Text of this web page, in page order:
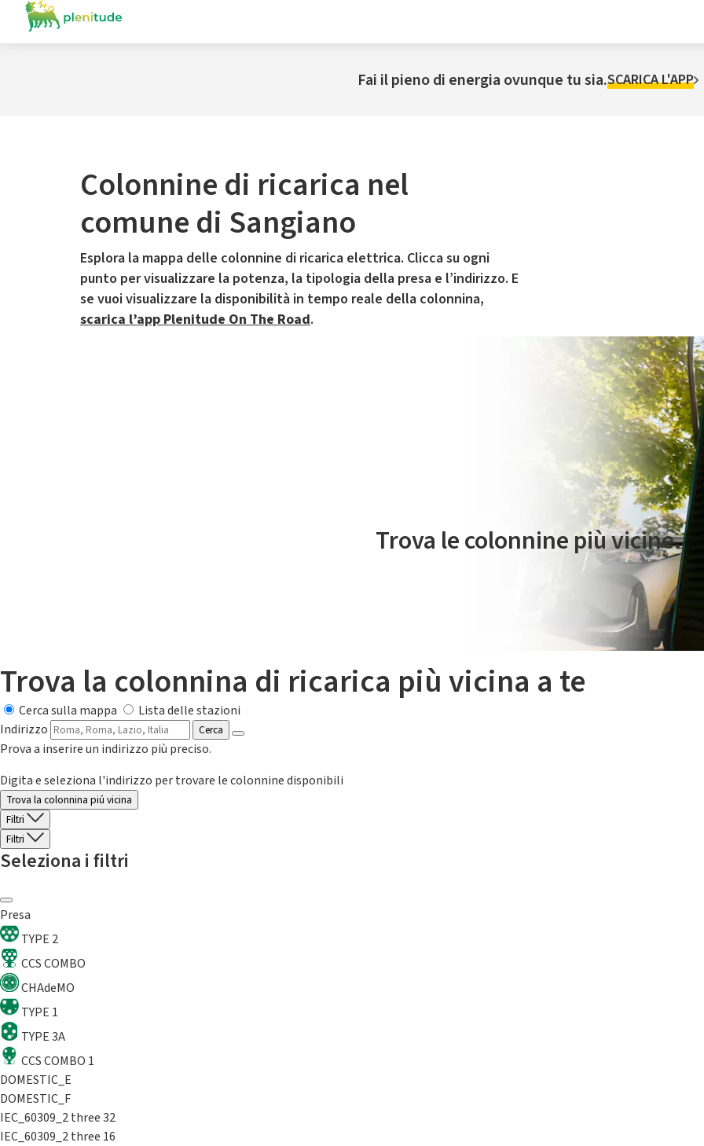
Fai il pieno di energia ovunque tu sia.SCARICA L'APP
Colonnine di ricarica nel
comune di Sangiano
Esplora la mappa delle colonnine di ricarica elettrica. Clicca su ogni
punto per visualizzare la potenza, la tipologia della presa e l’indirizzo. E
se vuoi visualizzare la disponibilità in tempo reale della colonnina,
scarica l’app Plenitude On The Road.
Il servizio di mobilità elettrica è gestito da Plenitude On The Road
Trova le colonnine più vicine.
Trova la colonnina di ricarica più vicina a te
Cerca sulla mappa
Lista delle stazioni
Indirizzo
Cerca
Prova a inserire un indirizzo più preciso.
Digita e seleziona l'indirizzo per trovare le colonnine disponibili
Trova la colonnina piú vicina
Filtri
Filtri
Seleziona i filtri
Presa
TYPE 2
CCS COMBO
CHAdeMO
TYPE 1
TYPE 3A
CCS COMBO 1
DOMESTIC_E
DOMESTIC_F
IEC_60309_2 three 32
IEC_60309_2 three 16